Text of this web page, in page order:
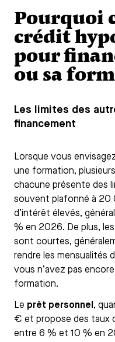
Pourquoi
crédit
pour
ou sa
Les limites des
financement
Lorsque vous
une formation,
chacune présente des
souvent plafonné à
d’intérêt élevés,
% en 2026. De plus,
sont courtes,
rendre les mensualités
vous n’avez pas
formation.
Le prêt personnel ,
€ et propose des taux
entre 6 % et 10 % en